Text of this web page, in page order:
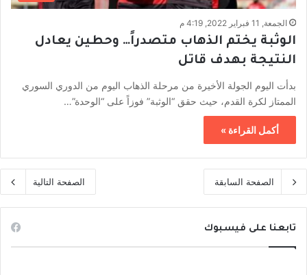
الجمعة, 11 فبراير 2022, 4:19 م
الوثبة يختم الذهاب متصدراً… وحطين يعادل
النتيجة بهدف قاتل
بدأت اليوم الجولة الأخيرة من مرحلة الذهاب اليوم من الدوري السوري
الممتاز لكرة القدم، حيث حقق “الوثبة” فوزاً على “الوحدة”…
أكمل القراءة »
الصفحة السابقة الصفحة التالية
تابعنا على فيسبوك